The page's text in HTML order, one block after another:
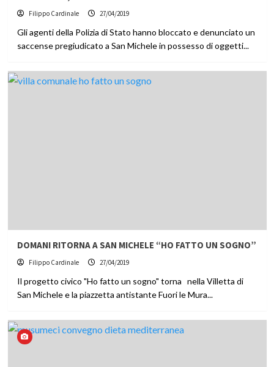
Filippo Cardinale 27/04/2019
Gli agenti della Polizia di Stato hanno bloccato e denunciato un
saccense pregiudicato a San Michele in possesso di oggetti...
DOMANI RITORNA A SAN MICHELE “HO FATTO UN SOGNO”
Filippo Cardinale 27/04/2019
Il progetto civico "Ho fatto un sogno" torna nella Villetta di
San Michele e la piazzetta antistante Fuori le Mura...